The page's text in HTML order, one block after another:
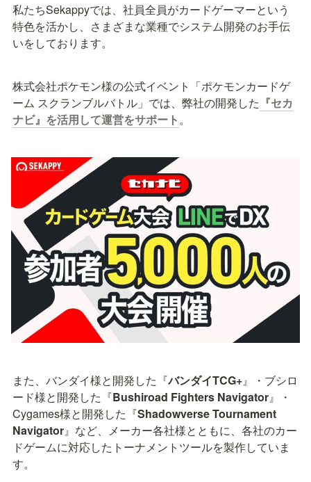
私たちSekappyでは、社員全員がカードゲーマーという
特色を活かし、さまざまな業種でシステム開発のお手伝
いをしております。
株式会社ポケモン様の公式イベント「ポケモンカードゲ
ーム スクランブルバトル」では、弊社の開発した 『セカ
ナビ』を活用して運営をサポート。
また、バンダイ様と開発した『バンダイTCG+』・ブシロ
ード様と開発した『Bushiroad Fighters Navigator』・
Cygames様と開発した『Shadowverse Tournament
Navigator』など、メーカー各社様とともに、各社のカー
ドゲームに対応したトーナメントツールを製作していま
す。